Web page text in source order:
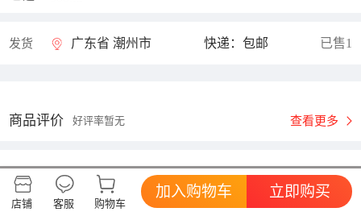
发货 广东省 潮州市 快递：包邮 已售1
商品评价 好评率暂无 查看更多
雄盛橄榄酒
综合体验:
进店逛逛
该商品不存在，非常抱歉～
店铺 客服 购物车
加入购物车 立即购买